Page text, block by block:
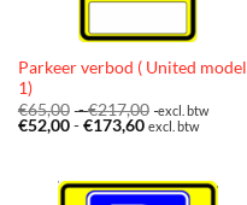
Parkeer verbod ( United model
1)
€65,00 -€217,00 Prijsklasse:
€65,00
excl. btw
€52,00 - €173,60Prijsklasse:
excl. btw